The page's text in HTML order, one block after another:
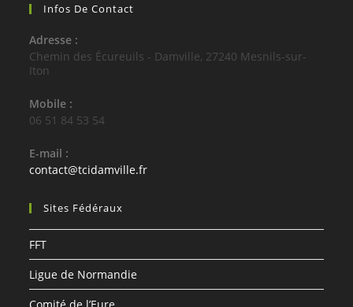
Infos De Contact
Adresse :
Chemin des Écureuils - Damville, 27240 Mesnils-sur-
Iton
Mobile :
06 51 84 53 54
E-mail :
contact@tcidamville.frS’ouvre
Sites Fédéraux
FFT
Ligue de Normandie